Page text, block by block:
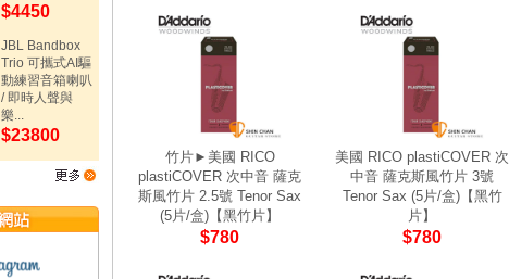
$4450
JBL Bandbox
Trio 可攜式AI驅
動練習音箱喇叭
/ 即時人聲與
樂...
$23800
竹片►美國 RICO
plastiCOVER 次中音 薩克
斯風竹片 2.5號 Tenor Sax
(5片/盒)【黑竹片】
$780
美國 RICO plastiCOVER 次
中音 薩克斯風竹片 3號
Tenor Sax (5片/盒)【黑竹
片】
$780